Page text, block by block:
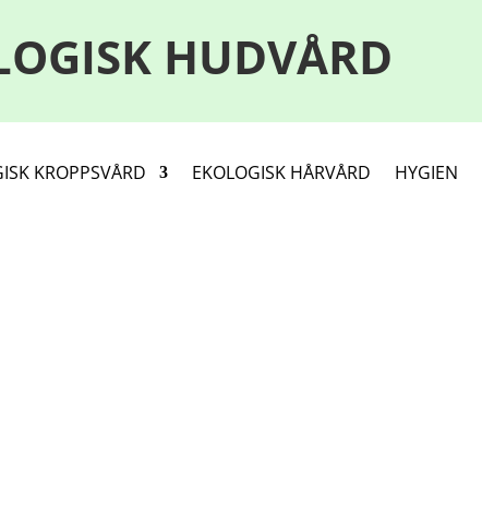
HUDVÅRD
KROPPSVÅRD EKOLOGISK HÅRVÅRD HYGIEN